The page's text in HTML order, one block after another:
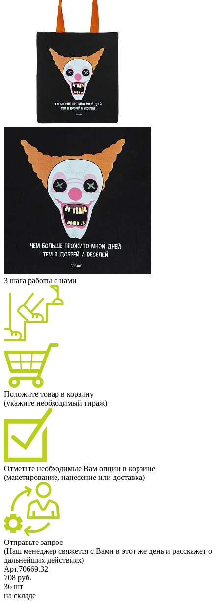
3 шага работы с нами
Положите товар в корзину
(укажите необходимый тираж)
Отметьте необходимые Вам опции в корзине
(макетирование, нанесение или доставка)
Отправьте запрос
(Наш менеджер свяжется с Вами в этот же день и расскажет о
дальнейших действиях)
Арт.70669.32
708 руб.
36 шт
на складе